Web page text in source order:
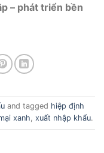
– phát triển bền
and tagged hiệp định
xanh, xuất nhập khẩu.